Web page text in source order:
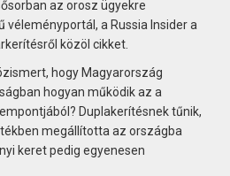
az orosz ügyekre
véleményportál, a Russia Insider a
közöl cikket.
hogy Magyarország
hogyan működik az a
Duplakerítésnek tűnik,
megállította az országba
keret pedig egyenesen